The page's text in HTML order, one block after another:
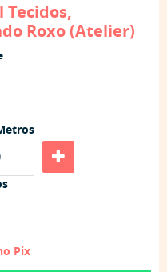
Tecidos,
Roxo (Atelier)
Pix